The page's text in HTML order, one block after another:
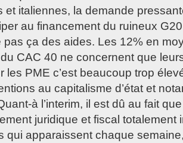
et italiennes, la demande
au financement du ruineux
pas ça des aides. Les 12% en
CAC 40 ne concernent que
les PME c’est beaucoup trop
au capitalisme d’état et
à l’interim, il est dû au fait
juridique et fiscal totalement
qui apparaissent chaque